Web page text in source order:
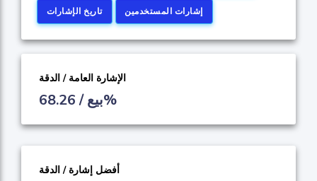
تاريخ الإشارات إشارات المستخدمين
الإشارة العامة / الدقة
بيع / 68.26%
أفضل إشارة / الدقة